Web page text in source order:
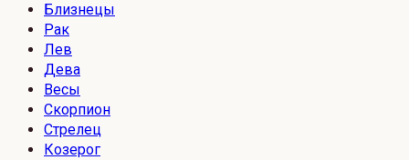
Близнецы
Рак
Лев
Дева
Весы
Скорпион
Стрелец
Козерог